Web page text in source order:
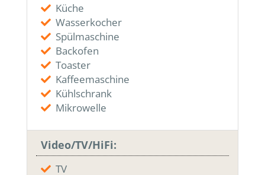
Küche
Wasserkocher
Spülmaschine
Backofen
Toaster
Kaffeemaschine
Kühlschrank
Mikrowelle
Video/TV/HiFi:
TV